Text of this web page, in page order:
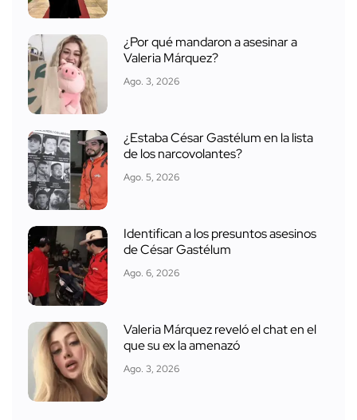
¿Por qué mandaron a asesinar a
Valeria Márquez?
Ago. 3, 2026
¿Estaba César Gastélum en la lista
de los narcovolantes?
Ago. 5, 2026
Identifican a los presuntos asesinos
de César Gastélum
Ago. 6, 2026
Valeria Márquez reveló el chat en el
que su ex la amenazó
Ago. 3, 2026